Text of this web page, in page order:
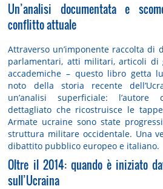
Un’analisi documentata e
conflitto attuale
Attraverso un’imponente raccolta di
parlamentari, atti militari, articoli di
accademiche – questo libro getta
noto della storia recente
un’analisi superficiale: l’autore
dettagliato che ricostruisce le
Armate ucraine sono state
struttura militare occidentale. Una
dibattito pubblico europeo e italiano.
Oltre il 2014: quando è iniziato
sull’Ucraina